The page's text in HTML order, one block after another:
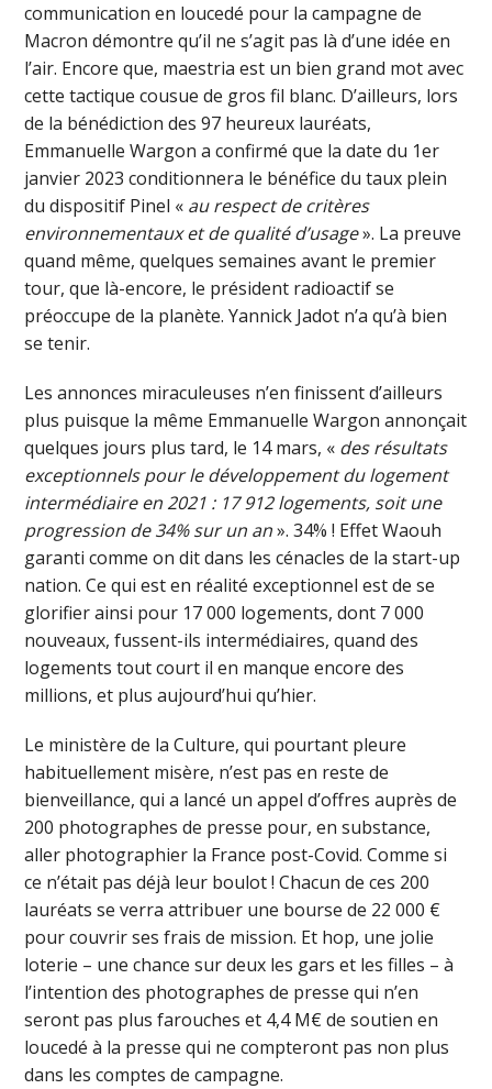
communication en loucedé pour la campagne de
Macron démontre qu’il ne s’agit pas là d’une idée en
l’air. Encore que, maestria est un bien grand mot avec
cette tactique cousue de gros fil blanc. D’ailleurs, lors
de la bénédiction des 97 heureux lauréats,
Emmanuelle Wargon a confirmé que la date du 1er
janvier 2023 conditionnera le bénéfice du taux plein
du dispositif Pinel « au respect de critères
environnementaux et de qualité d’usage». La preuve
quand même, quelques semaines avant le premier
tour, que là-encore, le président radioactif se
préoccupe de la planète. Yannick Jadot n’a qu’à bien
se tenir.
Les annonces miraculeuses n’en finissent d’ailleurs
plus puisque la même Emmanuelle Wargon annonçait
quelques jours plus tard, le 14 mars, « des résultats
exceptionnels pour le développement du logement
intermédiaire en 2021 : 17 912 logements, soit une
progression de 34% sur un an». 34% ! Effet Waouh
garanti comme on dit dans les cénacles de la start-up
nation. Ce qui est en réalité exceptionnel est de se
glorifier ainsi pour 17 000 logements, dont 7 000
nouveaux, fussent-ils intermédiaires, quand des
logements tout court il en manque encore des
millions, et plus aujourd’hui qu’hier.
Le ministère de la Culture, qui pourtant pleure
habituellement misère, n’est pas en reste de
bienveillance, qui a lancé un appel d’offres auprès de
200 photographes de presse pour, en substance,
aller photographier la France post-Covid. Comme si
ce n’était pas déjà leur boulot ! Chacun de ces 200
lauréats se verra attribuer une bourse de 22 000 €
pour couvrir ses frais de mission. Et hop, une jolie
loterie – une chance sur deux les gars et les filles – à
l’intention des photographes de presse qui n’en
seront pas plus farouches et 4,4 M€ de soutien en
loucedé à la presse qui ne compteront pas non plus
dans les comptes de campagne.